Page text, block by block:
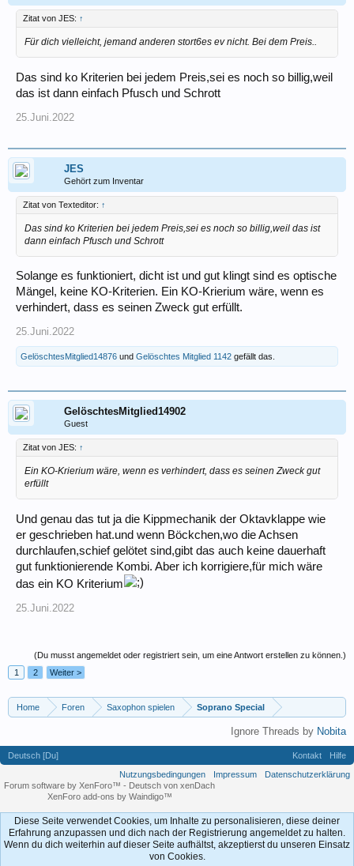
Zitat von JES: ↑
Für dich vielleicht, jemand anderen stort6es ev nicht. Bei dem Preis..
Das sind ko Kriterien bei jedem Preis,sei es noch so billig,weil
das ist dann einfach Pfusch und Schrott
25.Juni.2022
JES
Gehört zum Inventar
Zitat von Texteditor: ↑
Das sind ko Kriterien bei jedem Preis,sei es noch so billig,weil das ist
dann einfach Pfusch und Schrott
Solange es funktioniert, dicht ist und gut klingt sind es optische
Mängel, keine KO-Kriterien. Ein KO-Krierium wäre, wenn es
verhindert, dass es seinen Zweck gut erfüllt.
25.Juni.2022
GelöschtesMitglied14876 und Gelöschtes Mitglied 1142 gefällt das.
GelöschtesMitglied14902
Guest
Zitat von JES: ↑
Ein KO-Krierium wäre, wenn es verhindert, dass es seinen Zweck gut
erfüllt
Und genau das tut ja die Kippmechanik der Oktavklappe wie
er geschrieben hat.und wenn Böckchen,wo die Achsen
durchlaufen,schief gelötet sind,gibt das auch keine dauerhaft
gut funktionierende Kombi. Aber ich korrigiere,für mich wäre
das ein KO Kriterium
25.Juni.2022
(Du musst angemeldet oder registriert sein, um eine Antwort erstellen zu können.)
1
2 Weiter >
Home Foren Saxophon spielen Soprano Special
Ignore Threads by Nobita
Deutsch [Du] Kontakt
Hilfe
Nutzungsbedingungen
Impressum
Datenschutzerklärung
Forum software by XenForo™ - Deutsch von xenDach
XenForo add-ons by Waindigo™
Diese Seite verwendet Cookies, um Inhalte zu personalisieren, diese deiner
Erfahrung anzupassen und dich nach der Registrierung angemeldet zu halten.
Wenn du dich weiterhin auf dieser Seite aufhältst, akzeptierst du unseren Einsatz
von Cookies.